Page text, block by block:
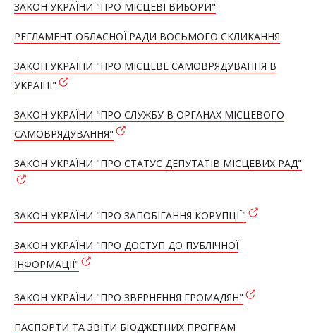
ЗАКОН УКРАЇНИ "ПРО МІСЦЕВІ ВИБОРИ"
РЕГЛАМЕНТ ОБЛАСНОЇ РАДИ ВОСЬМОГО СКЛИКАННЯ
ЗАКОН УКРАЇНИ "ПРО МІСЦЕВЕ САМОВРЯДУВАННЯ В
УКРАЇНІ"
ЗАКОН УКРАЇНИ "ПРО СЛУЖБУ В ОРГАНАХ МІСЦЕВОГО
САМОВРЯДУВАННЯ"
ЗАКОН УКРАЇНИ "ПРО СТАТУС ДЕПУТАТІВ МІСЦЕВИХ РАД"
ЗАКОН УКРАЇНИ "ПРО ЗАПОБІГАННЯ КОРУПЦІЇ"
ЗАКОН УКРАЇНИ "ПРО ДОСТУП ДО ПУБЛІЧНОЇ
ІНФОРМАЦІЇ"
ЗАКОН УКРАЇНИ "ПРО ЗВЕРНЕННЯ ГРОМАДЯН"
ПАСПОРТИ ТА ЗВІТИ БЮДЖЕТНИХ ПРОГРАМ